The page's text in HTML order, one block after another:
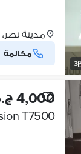
3
مدينة نصر،
مكالمة
4,000 ج.م
T7500